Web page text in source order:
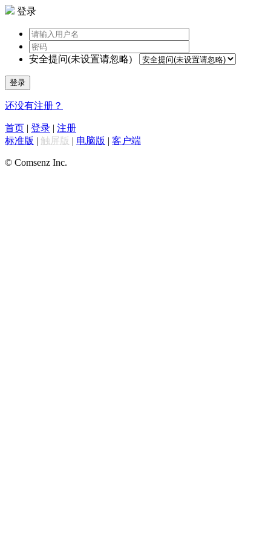
登录
安全提问(未设置请忽略)
登录
还没有注册？
首页 | 登录 | 注册
标准版 | 触屏版 | 电脑版 | 客户端
© Comsenz Inc.